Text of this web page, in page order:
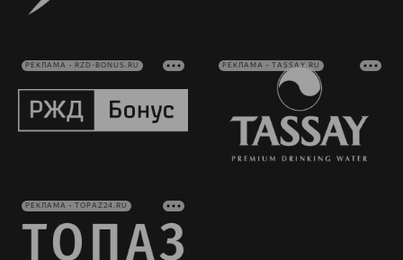
РЕКЛАМА • RZD-BONUS.RU РЕКЛАМА • TASSAY.RU
РЕКЛАМА • TOPAZ24.RU